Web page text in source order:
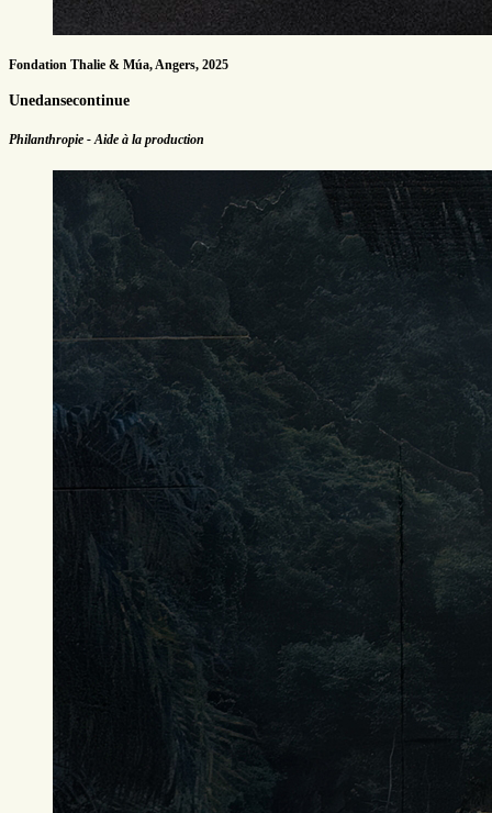
Fondation Thalie & Múa, Angers, 2025
Unedansecontinue
Philanthropie - Aide à la production